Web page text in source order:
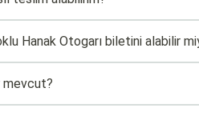
Hanak Otogarı biletini alabilir
mevcut?